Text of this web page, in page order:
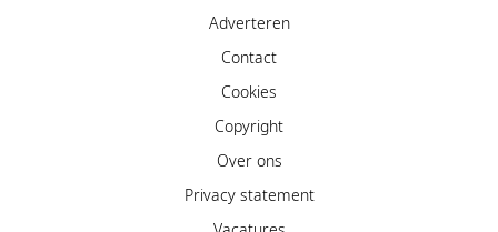
Adverteren
Contact
Cookies
Copyright
Over ons
Privacy statement